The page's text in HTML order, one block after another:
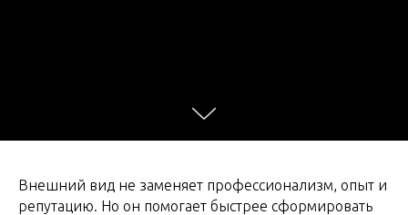
Внешний вид не заменяет профессионализм, опыт и
репутацию. Но он помогает быстрее сформировать